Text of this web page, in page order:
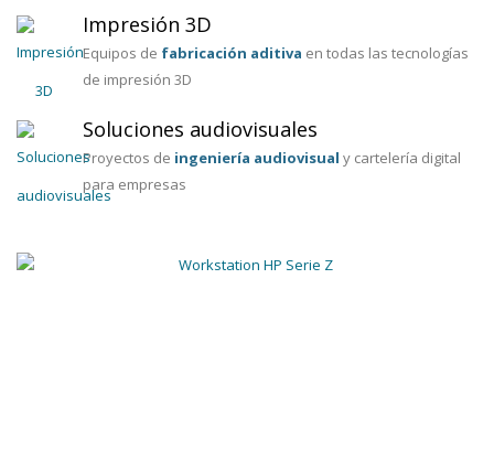
Impresión 3D
Equipos de fabricación aditiva en todas las tecnologías
de impresión 3D
Soluciones audiovisuales
Proyectos de ingeniería audiovisual y cartelería digital
para empresas